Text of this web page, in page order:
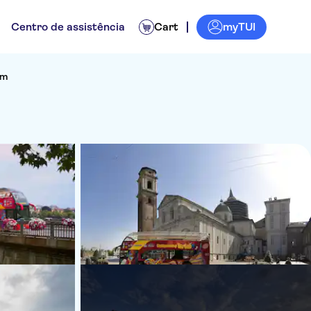
Centro de assistência Cart myTUI